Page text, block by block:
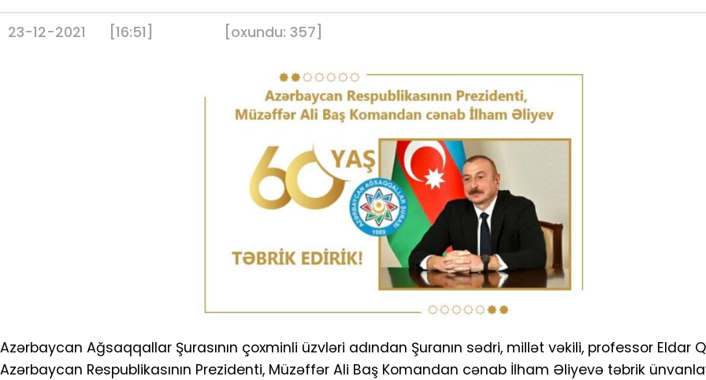
23-12-2021 [16:51] [oxundu: 357]
Azərbaycan Ağsaqqallar Şurasının çoxminli üzvləri adından Şuranın sədri, millət vəkili, professor Eldar
Azərbaycan Respublikasının Prezidenti, Müzəffər Ali Baş Komandan cənab İlham Əliyevə təbrik